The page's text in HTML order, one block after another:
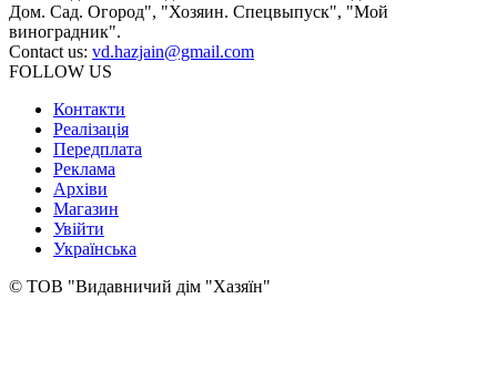
Дом. Сад. Огород", "Хозяин. Спецвыпуск", "Мой
виноградник".
Contact us: vd.hazjain@gmail.com
FOLLOW US
Контакти
Реалізація
Передплата
Реклама
Архіви
Магазин
Увійти
Українська
© ТОВ "Видавничий дім "Хазяїн"